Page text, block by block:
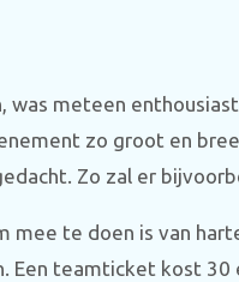
was meteen
zo groot en
Zo zal er
te doen is van
teamticket kost